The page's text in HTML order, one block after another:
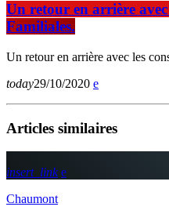
Un retour en arrière
Familiales.
Un retour en arrière avec les
today29/10/2020
Articles similaires
insert_link
Chaumont